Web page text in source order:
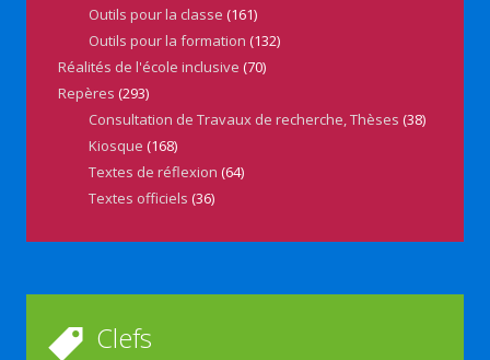
Outils pour la classe (161)
Outils pour la formation (132)
Réalités de l'école inclusive (70)
Repères (293)
Consultation de Travaux de recherche, Thèses (38)
Kiosque (168)
Textes de réflexion (64)
Textes officiels (36)
Clefs